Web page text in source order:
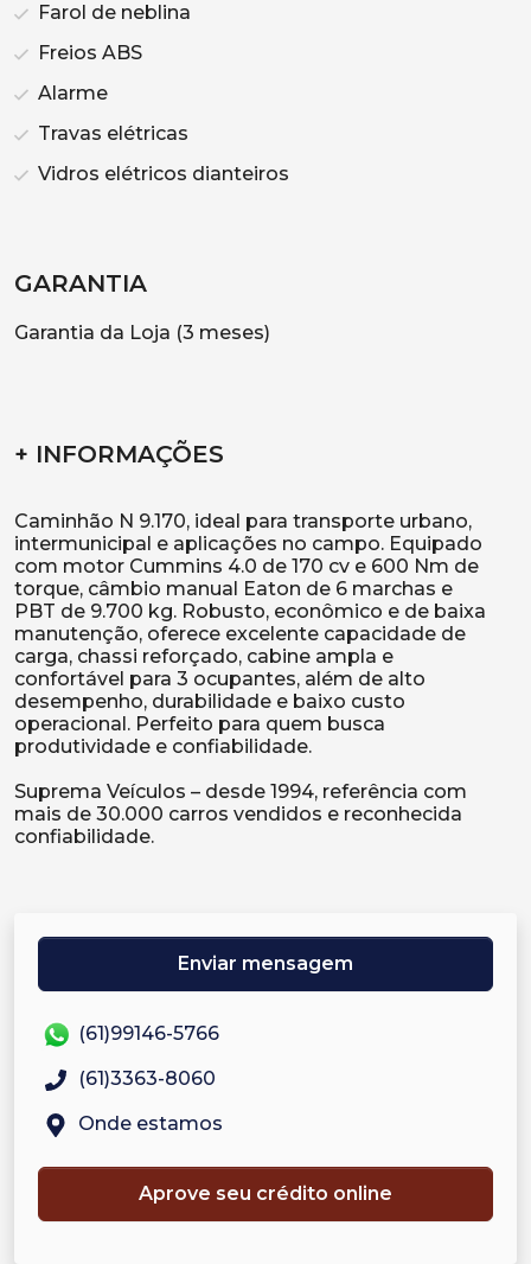
Farol de neblina
Freios ABS
Alarme
Travas elétricas
Vidros elétricos dianteiros
GARANTIA
Garantia da Loja (3 meses)
+ INFORMAÇÕES
Caminhão N 9.170, ideal para transporte urbano,
intermunicipal e aplicações no campo. Equipado
com motor Cummins 4.0 de 170 cv e 600 Nm de
torque, câmbio manual Eaton de 6 marchas e
PBT de 9.700 kg. Robusto, econômico e de baixa
manutenção, oferece excelente capacidade de
carga, chassi reforçado, cabine ampla e
confortável para 3 ocupantes, além de alto
desempenho, durabilidade e baixo custo
operacional. Perfeito para quem busca
produtividade e confiabilidade.
Suprema Veículos – desde 1994, referência com
mais de 30.000 carros vendidos e reconhecida
confiabilidade.
Enviar mensagem
(61)99146-5766
(61)3363-8060
Onde estamos
Aprove seu crédito online